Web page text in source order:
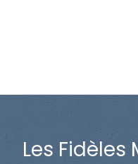
Les